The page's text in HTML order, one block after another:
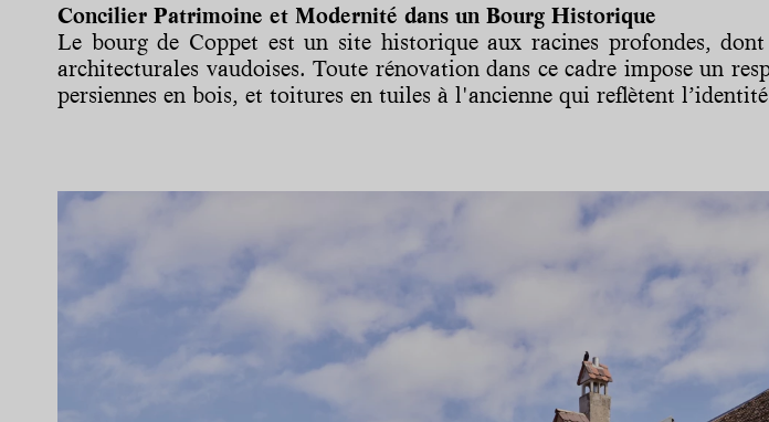
Concilier Patrimoine et Modernité dans un Bourg Historique
Le bourg de Coppet est un site historique aux racines profondes,
architecturales vaudoises. Toute rénovation dans ce cadre impose un
persiennes en bois, et toitures en tuiles à l'ancienne qui reflètent